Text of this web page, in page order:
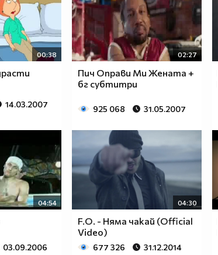
00:38
14.03.2007
02:27
Пич Оправи Ми Жената +
бг субтитри
925 068 31.05.2007
04:54
03.09.2006
04:30
F.O. - Няма чакай (Official
Video)
677 326 31.12.2014